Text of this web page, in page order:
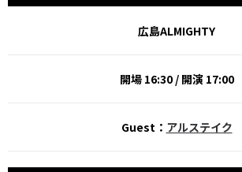
広島ALMIGHTY
開場 16:30 / 開演 17:00
Guest： アルステイク